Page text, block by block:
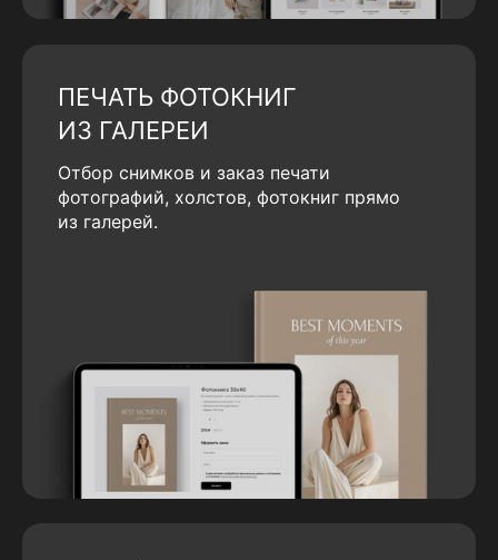
ПЕЧАТЬ ФОТОКНИГ
ИЗ ГАЛЕРЕИ
Отбор снимков и заказ печати
фотографий, холстов, фотокниг прямо
из галерей.